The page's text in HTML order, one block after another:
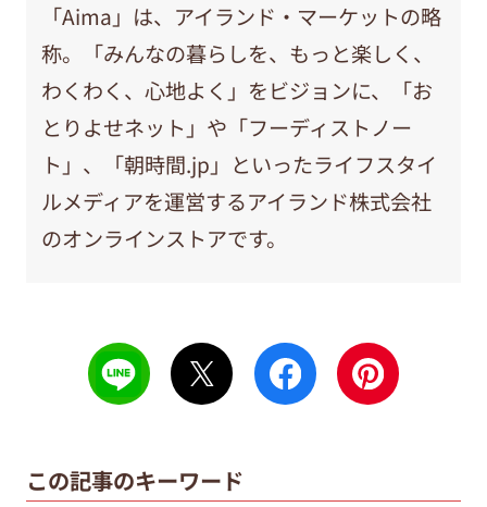
「Aima」は、アイランド・マーケットの略
称。「みんなの暮らしを、もっと楽しく、
わくわく、心地よく」をビジョンに、「お
とりよせネット」や「フーディストノー
ト」、「朝時間.jp」といったライフスタイ
ルメディアを運営するアイランド株式会社
のオンラインストアです。
この記事のキーワード